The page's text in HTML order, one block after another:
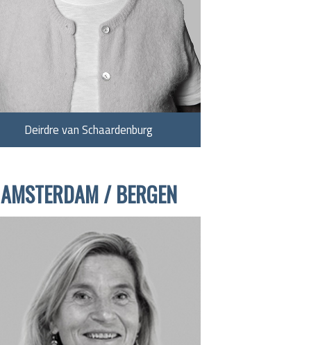
Deirdre van Schaardenburg
AMSTERDAM / BERGEN